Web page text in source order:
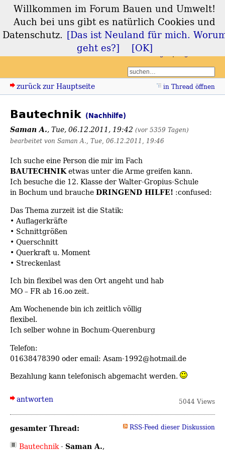
Forum Bauen und
Umwelt
zurück zur Hauptseite in Thread öffnen
Bautechnik (Nachhilfe)
Saman A.,Tue, 06.12.2011, 19:42 (vor 5359 Tagen)
bearbeitet von Saman A., Tue, 06.12.2011, 19:46
Ich suche eine Person die mir im Fach
BAUTECHNIKetwas unter die Arme greifen kann.
Ich besuche die 12. Klasse der Walter-Gropius-Schule
in Bochum und braucheDRINGEND HILFE! :confused:
Das Thema zurzeit ist die Statik:
• Auflagerkräfte
• Schnittgrößen
• Querschnitt
• Querkraft u. Moment
• Streckenlast
Ich bin flexibel was den Ort angeht und hab
MO – FR ab 16.oo zeit.
Am Wochenende bin ich zeitlich völlig
flexibel.
Ich selber wohne in Bochum-Querenburg
Telefon:
01638478390 oder email: Asam-1992@hotmail.de
Bezahlung kann telefonisch abgemacht werden.
antworten 5044 Views
gesamter Thread: RSS-Feed dieser Diskussion
Bautechnik- Saman A.,
Willkommen im Forum Bauen und Umwelt!
Auch bei uns gibt es natürlich Cookies und
Datenschutz. [Das ist Neuland für mich.
geht es?]
[OK]